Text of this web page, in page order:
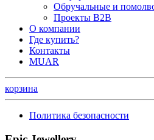
Обручальные и
Проекты B2B
О компании
Где купить?
Контакты
MUAR
корзина
Политика безопасности